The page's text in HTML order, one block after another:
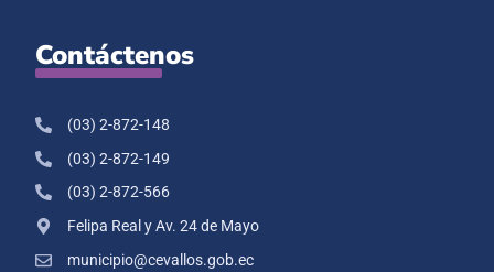
Contáctenos
(03) 2-872-148
(03) 2-872-149
(03) 2-872-566
Felipa Real y Av. 24 de Mayo
municipio@cevallos.gob.ec